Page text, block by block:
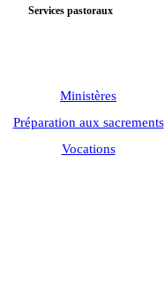
Services pastoraux
Ministères
Préparation aux sacrements
Vocations